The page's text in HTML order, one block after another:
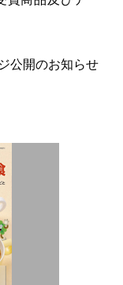
公開のお知らせ